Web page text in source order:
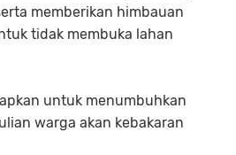
memberikan himbauan
tidak membuka lahan
untuk menumbuhkan
warga akan kebakaran